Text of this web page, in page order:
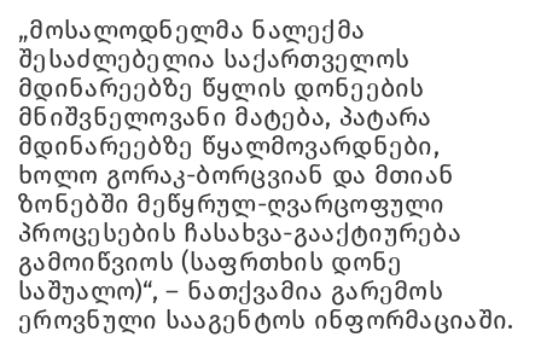
„მოსალოდნელმა ნალექმა
შესაძლებელია საქართველოს
მდინარეებზე წყლის დონეების
მნიშვნელოვანი მატება, პატარა
მდინარეებზე წყალმოვარდნები,
ხოლო გორაკ-ბორცვიან და მთიან
ზონებში მეწყრულ-ღვარცოფული
პროცესების ჩასახვა-გააქტიურება
გამოიწვიოს (საფრთხის დონე
საშუალო)“, – ნათქვამია გარემოს
ეროვნული სააგენტოს ინფორმაციაში.